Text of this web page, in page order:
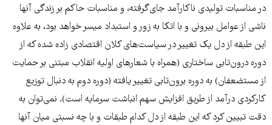
در مناسبات تولیدی ناکارآمد جای‌گرفته، و مناسبات حاکم بر زندگی آنها
ناشی از عوامل بیرونی و با اتکا به زور و استبداد میسر خواهد بود، به علاوه
این طبقه از دل یک تغییر در سیاست‌های کلان اقتصادی زاده شده که از
دوره درون‌تابی ساختاری (همراه با شعارهای اولیه انقلاب مبتنی بر حمایت
از مستضعفان) به دوره برون‌تابی تغییر یافته (دوره دوم به دنبال توزیع
کارکردی درآمد از طریق افزایش سهم انباشت سرمایه است). نمی‌توان به
دقت تبیین کرد که این طبقه از دل کدام طبقات و با چه نسبتی میان آنها